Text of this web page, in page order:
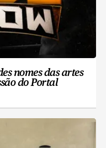
nomes das artes
do Portal